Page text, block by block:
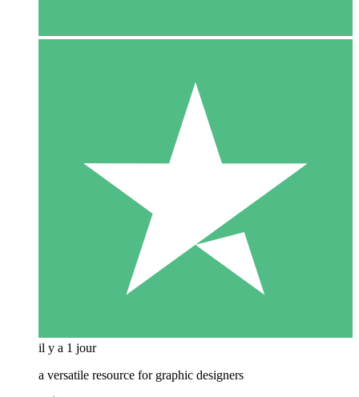
il y a 1 jour
a versatile resource for graphic designers